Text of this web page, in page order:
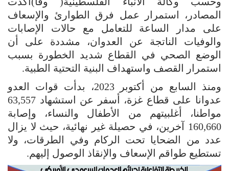
المصادر، استمرار عمل فرق الطوارئ والإسعاف
على مدار الساعة للتعامل مع حالات الإصابات
والوفيات الناتجة عن العدوان، مشددة على أن
الوضع الصحي في القطاع شديد الخطورة بسبب
استمرار القصف واستهداف البنية التحتية الطبية.
ومنذ السابع من أكتوبر 2023، بدأت قوات العدو
عدوانا على قطاع غزة، أسفر عن استشهاد 63,557
مواطنا، أغلبيتهم من الأطفال والنساء، وإصابة
160,660 آخرين، في حصيلة غير نهائية، حيث لا يزال
عدد من الضحايا تحت الركام وفي الطرقات، ولا
تستطيع طواقم الإسعاف والإنقاذ الوصول إليهم.